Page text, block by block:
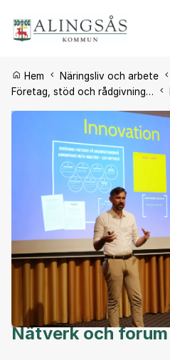
Du är här:
Hem
Näringsliv och arbete
Företag, stöd och rådgivning…
Nätverk och forum